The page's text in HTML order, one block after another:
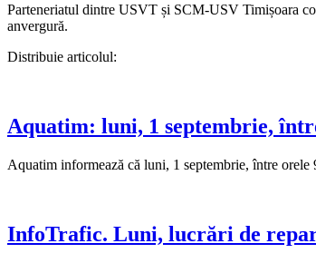
Parteneriatul dintre USVT și SCM-USV Timișoara
anvergură.
Distribuie articolul:
Aquatim: luni, 1 septembrie,
Aquatim informează că luni, 1 septembrie, între
InfoTrafic. Luni, lucrări de